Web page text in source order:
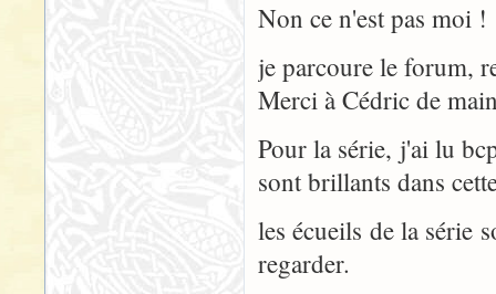
Non ce n'est pas moi !
je parcoure le forum,
Merci à Cédric de
Pour la série, j'ai lu
sont brillants dans
les écueils de la série
regarder.